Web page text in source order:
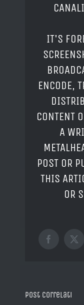
IT'S
ENCODE,
CONTENT
A
POST OR
THIS
OR
Facebook
X
Post correlati